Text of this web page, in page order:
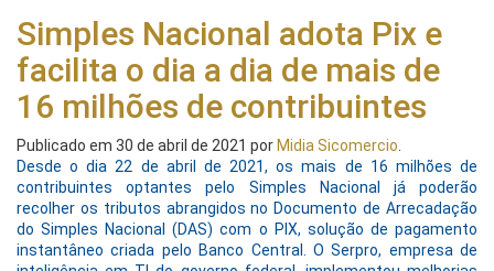
Simples Nacional adota Pix e
facilita o dia a dia de mais de
16 milhões de contribuintes
Publicado em 30 de abril de 2021 por Midia Sicomercio
Desde o dia 22 de abril de 2021, os mais de 16 milhões de
contribuintes optantes pelo Simples Nacional já poderão
recolher os tributos abrangidos no Documento de Arrecadação
do Simples Nacional (DAS) com o PIX, solução de pagamento
instantâneo criada pelo Banco Central. O Serpro, empresa de